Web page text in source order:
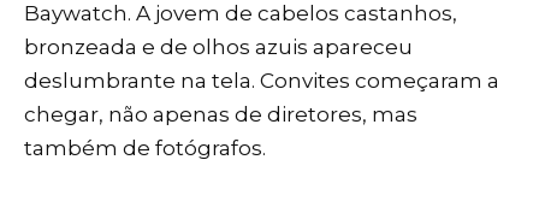
Baywatch. A jovem de cabelos castanhos,
bronzeada e de olhos azuis apareceu
deslumbrante na tela. Convites começaram a
chegar, não apenas de diretores, mas
também de fotógrafos.